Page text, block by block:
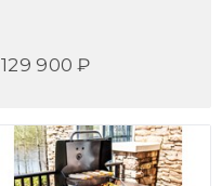
129 900 ₽